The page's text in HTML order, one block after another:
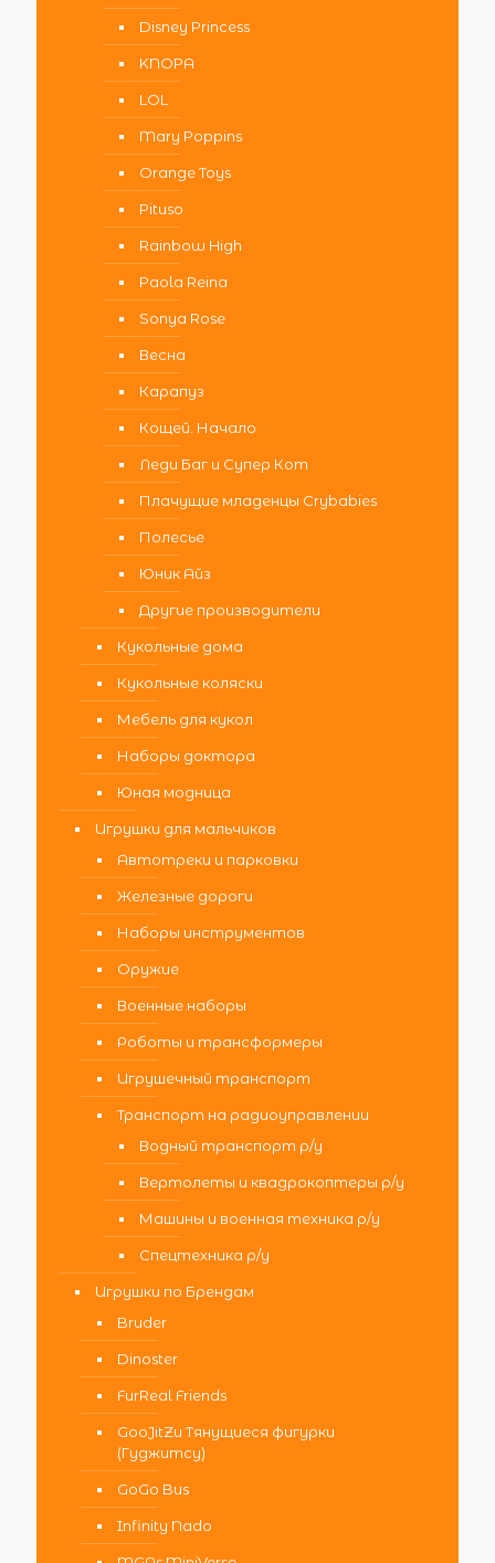
Disney Princess
KNOPA
LOL
Mary Poppins
Orange Toys
Pituso
Rainbow High
Paola Reina
Sonya Rose
Весна
Карапуз
Кощей. Начало
Леди Баг и Супер Кот
Плачущие младенцы Crybabies
Полесье
Юник Айз
Другие производители
Кукольные дома
Кукольные коляски
Мебель для кукол
Наборы доктора
Юная модница
Игрушки для мальчиков
Автотреки и парковки
Железные дороги
Наборы инструментов
Оружие
Военные наборы
Роботы и трансформеры
Игрушечный транспорт
Транспорт на радиоуправлении
Водный транспорт р/у
Вертолеты и квадрокоптеры р/у
Машины и военная техника р/у
Спецтехника р/у
Игрушки по Брендам
Bruder
Dinoster
FurReal Friends
GooJitZu Тянущиеся фигурки
(Гуджитсу)
GoGo Bus
Infinity Nado